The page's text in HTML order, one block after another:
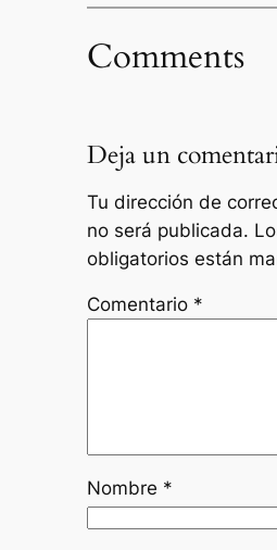
Comments
Deja un
Tu dirección de
no será publicada.
obligatorios están
Comentario *
Nombre *